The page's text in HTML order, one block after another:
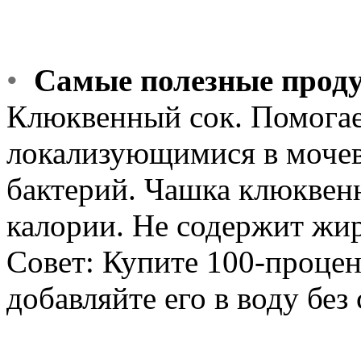
• Самые полезные
Клюквенный сок.
локализующимися в
бактерий. Чашка
калории. Не содержит
Совет: Купите 100-
добавляйте его в воду без